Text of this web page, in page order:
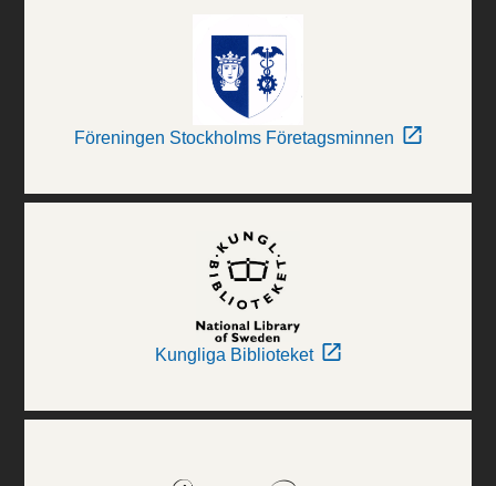
Föreningen Stockholms Företagsminnen
Kungliga Biblioteket